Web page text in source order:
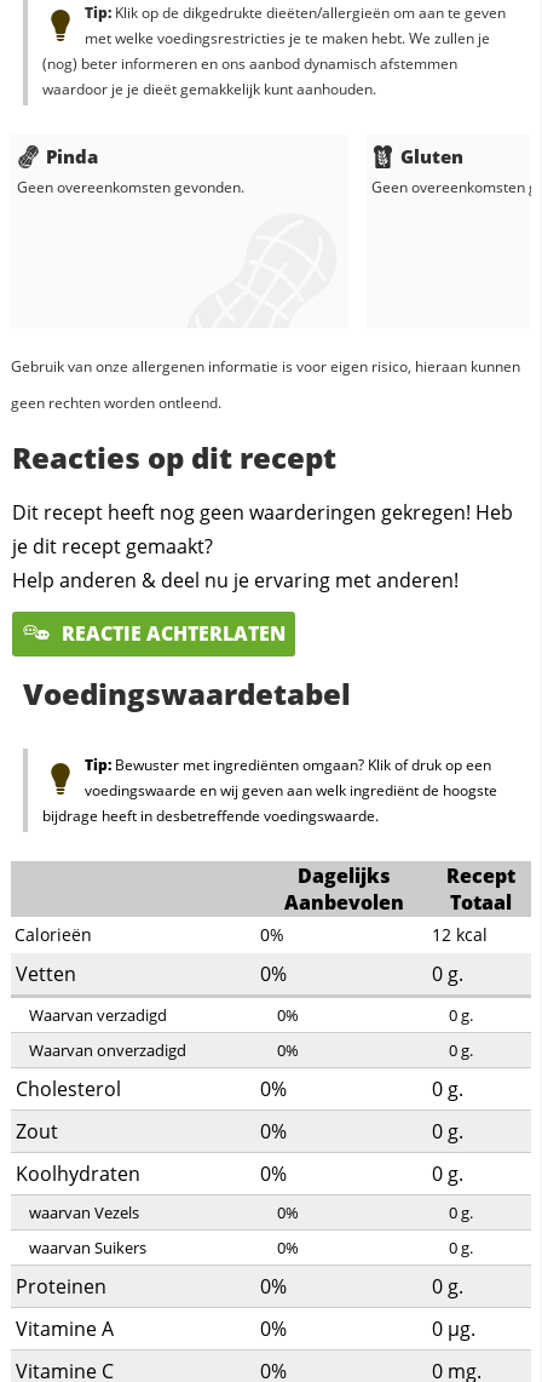
Tip:Klik op de dikgedrukte dieëten/allergieën om aan te geven
met welke voedingsrestricties je te maken hebt. We zullen je
(nog) beter informeren en ons aanbod dynamisch afstemmen
waardoor je je dieët gemakkelijk kunt aanhouden.
Pinda
Geen overeenkomsten gevonden.
Gluten
Geen overeenkomsten
Gebruik van onze allergenen informatie is voor eigen risico, hieraan kunnen
geen rechten worden ontleend.
Reacties op dit recept
Dit recept heeft nog geen waarderingen gekregen! Heb
je dit recept gemaakt?
Help anderen & deel nu je ervaring met anderen!
REACTIE ACHTERLATEN
Voedingswaardetabel
Tip:Bewuster met ingrediënten omgaan? Klik of druk op een
voedingswaarde en wij geven aan welk ingrediënt de hoogste
bijdrage heeft in desbetreffende voedingswaarde.
Dagelijks
Aanbevolen
Recept
Totaal
Calorieën 0% 12 kcal
Vetten 0% 0g.
Waarvan verzadigd 0% 0g.
Waarvan onverzadigd
0% 0g.
Cholesterol 0% 0g.
Zout
0% 0g.
Koolhydraten
0% 0g.
waarvan Vezels 0% 0g.
waarvan Suikers
0% 0g.
Proteinen 0% 0g.
Vitamine A
0% 0 µg.
Vitamine C
0% 0 mg.